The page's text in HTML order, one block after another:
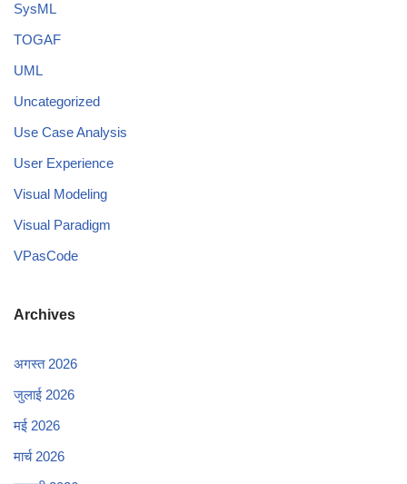
SysML
TOGAF
UML
Uncategorized
Use Case Analysis
User Experience
Visual Modeling
Visual Paradigm
VPasCode
Archives
अगस्त 2026
जुलाई 2026
मई 2026
मार्च 2026